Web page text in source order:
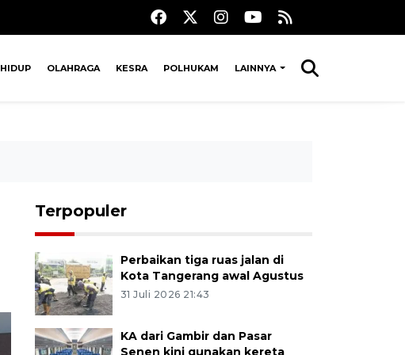
OLAHRAGA KESRA POLHUKAM LAINNYA
Terpopuler
Perbaikan tiga ruas jalan di
Kota Tangerang awal Agustus
31 Juli 2026 21:43
KA dari Gambir dan Pasar
Senen kini gunakan kereta